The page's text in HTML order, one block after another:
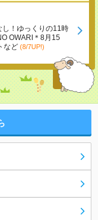
し！ゆっくりの11時
OWARI＊8月15
など (8/7UP!)